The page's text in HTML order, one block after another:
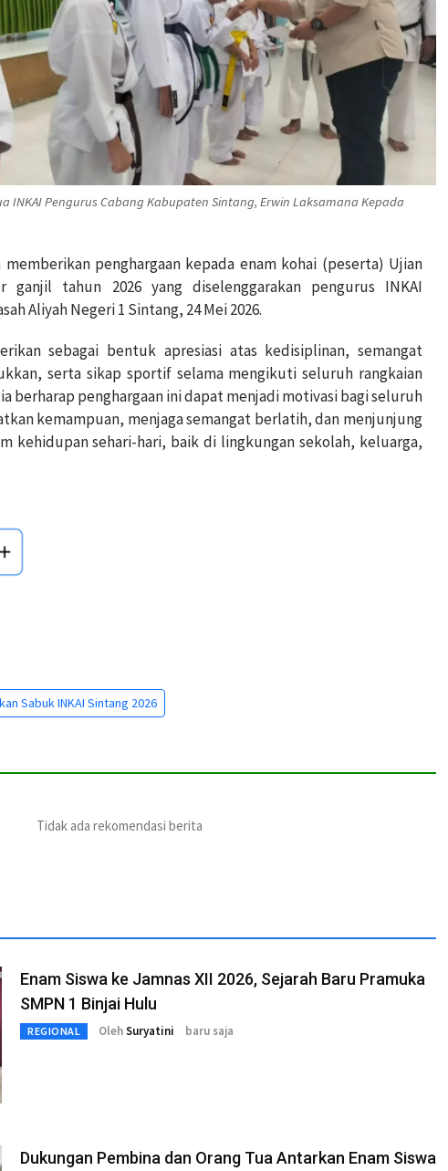
INKAI Pengurus Cabang Kabupaten Sintang, Erwin Laksamana Kepada
memberikan penghargaan kepada enam kohai (peserta) Ujian
ganjil tahun 2026 yang diselenggarakan pengurus INKAI
Aliyah Negeri 1 Sintang, 24 Mei 2026.
sebagai bentuk apresiasi atas kedisiplinan, semangat
serta sikap sportif selama mengikuti seluruh rangkaian
berharap penghargaan ini dapat menjadi motivasi bagi seluruh
kemampuan, menjaga semangat berlatih, dan menjunjung
kehidupan sehari-hari, baik di lingkungan sekolah, keluarga,
Sabuk INKAI Sintang 2026
Tidak ada rekomendasi berita
Enam Siswa ke Jamnas XII 2026, Sejarah Baru Pramuka
SMPN 1 Binjai Hulu
REGIONAL OlehSuryatini baru saja
Dukungan Pembina dan Orang Tua Antarkan Enam Siswa